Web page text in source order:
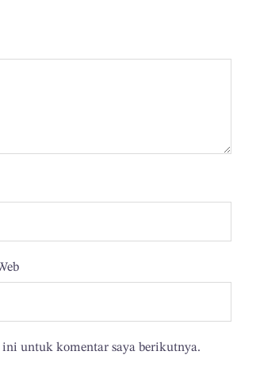
ini untuk komentar saya berikutnya.